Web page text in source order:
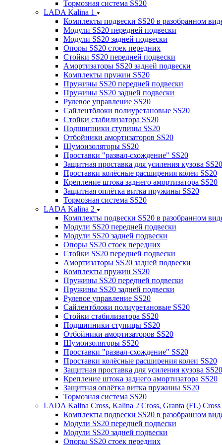
Тормозная система SS20
LADA Kalina 1
Комплекты подвески SS20 в разобранном
Модули SS20 передней подвески
Модули SS20 задней подвески
Опоры SS20 стоек передних
Стойки SS20 передней подвески
Амортизаторы SS20 задней подвески
Комплекты пружин SS20
Пружины SS20 передней подвески
Пружины SS20 задней подвески
Рулевое управление SS20
Сайлентблоки полиуретановые SS20
Стойки стабилизатора SS20
Подшипники ступицы SS20
Отбойники амортизаторов SS20
Шумоизоляторы SS20
Проставки "развал-схождение" SS20
Защитная проставка для усиления кузова SS20
Проставки колёсные расширения колеи SS20
Крепление штока заднего амортизатора SS20
Защитная оплётка витка пружины SS20
Тормозная система SS20
LADA Kalina 2
Комплекты подвески SS20 в разобранном
Модули SS20 передней подвески
Модули SS20 задней подвески
Опоры SS20 стоек передних
Стойки SS20 передней подвески
Амортизаторы SS20 задней подвески
Комплекты пружин SS20
Пружины SS20 передней подвески
Пружины SS20 задней подвески
Рулевое управление SS20
Сайлентблоки полиуретановые SS20
Стойки стабилизатора SS20
Подшипники ступицы SS20
Отбойники амортизаторов SS20
Шумоизоляторы SS20
Проставки "развал-схождение" SS20
Проставки колёсные расширения колеи SS20
Защитная проставка для усиления кузова SS20
Крепление штока заднего амортизатора SS20
Защитная оплётка витка пружины SS20
Тормозная система SS20
LADA Kalina Cross, Kalina 2 Cross, Granta (FL) Cross
Комплекты подвески SS20 в разобранном
Модули SS20 передней подвески
Модули SS20 задней подвески
Опоры SS20 стоек передних